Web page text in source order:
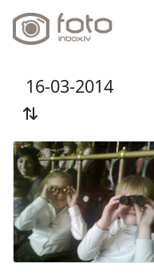
16-03-2014